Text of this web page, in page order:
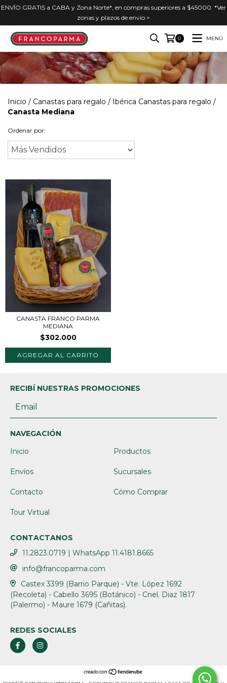
ENVÍO GRATIS a CABA y Zona Norte*, en compras superiores a $45000. *Ver
zonas y plazos de envío >
0 MENÚ
Inicio / Canastas para regalo / Ibérica Canastas para regalo /
Canasta Mediana
Ordenar por:
CANASTA FRANCO PARMA
MEDIANA
$302.000
AGREGAR AL CARRITO
RECIBÍ NUESTRAS PROMOCIONES
NAVEGACIÓN
Inicio
Productos
Envíos Sucursales
Contacto Cómo Comprar
Tour Virtual
CONTACTANOS
11.2823.0719 | WhatsApp 11.4181.8665
info@francoparma.com
Castex 3399 (Barrio Parque) - Vte. López 1692
(Recoleta) - Cabello 3695 (Botánico) - Cnel. Diaz 1817
(Palermo) - Maure 1679 (Cañitas).
REDES SOCIALES